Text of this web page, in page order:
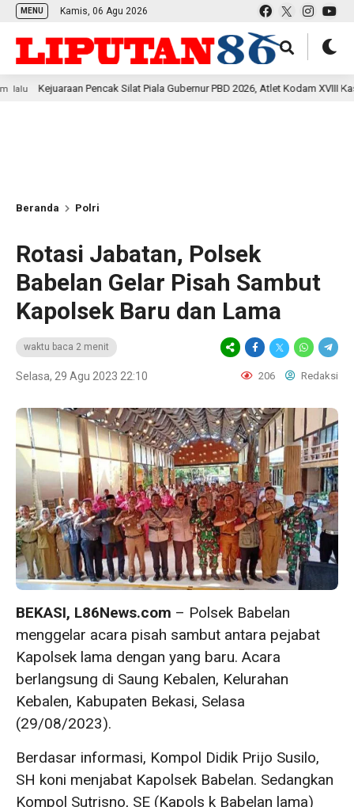
MENU Kamis, 06 Agu 2026
Pencak Silat Piala Gubernur PBD 2026, Atlet Kodam XVIII Kasuari
Beranda Polri
Rotasi Jabatan, Polsek
Babelan Gelar Pisah Sambut
Kapolsek Baru dan Lama
waktu baca 2 menit
Selasa, 29 Agu 2023 22:10 206 Redaksi
BEKASI, L86News.com – Polsek Babelan
menggelar acara pisah sambut antara pejabat
Kapolsek lama dengan yang baru. Acara
berlangsung di Saung Kebalen, Kelurahan
Kebalen, Kabupaten Bekasi, Selasa
(29/08/2023).
Berdasar informasi, Kompol Didik Prijo Susilo,
SH koni menjabat Kapolsek Babelan. Sedangkan
Kompol Sutrisno, SE (Kapols k Babelan lama)